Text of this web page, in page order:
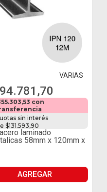
VARIAS
con
sin interés
$131.593,90
laminado
58mm x 120mm x
AGREGAR